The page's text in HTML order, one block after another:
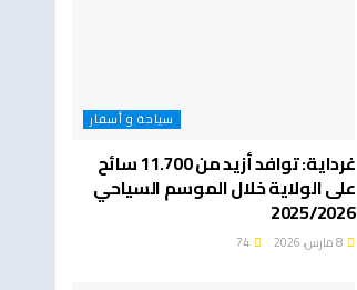
سياحة و أسفار
غرداية: توافد أزيد من 11.700 سائح
على الولاية خلال الموسم السياحي
2025/2026